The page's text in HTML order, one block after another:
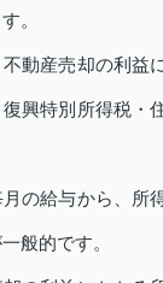
。
動産売却の利益
興特別所得税・
の給与から、所
般的です。